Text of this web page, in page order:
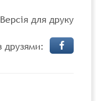
Версія для друку
друзями: